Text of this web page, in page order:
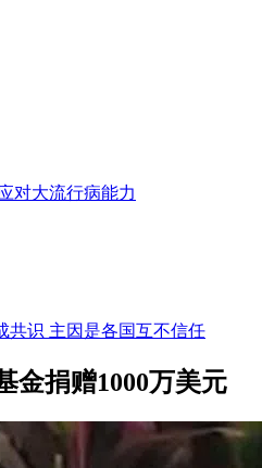
对大流行病能力
共识 主因是各国互不信任
金捐赠1000万美元